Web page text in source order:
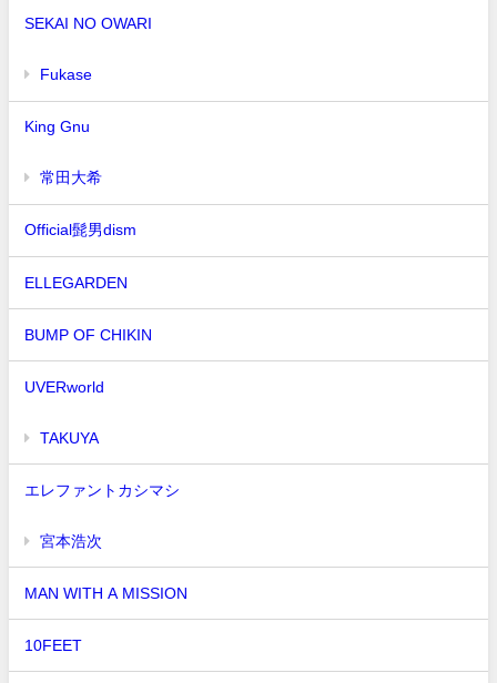
SEKAI NO OWARI
Fukase
King Gnu
常田大希
Official髭男dism
ELLEGARDEN
BUMP OF CHIKIN
UVERworld
TAKUYA∞
エレファントカシマシ
宮本浩次
MAN WITH A MISSION
10FEET